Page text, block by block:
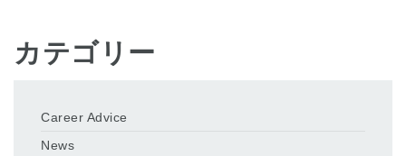
カテゴリー
Career Advice
News